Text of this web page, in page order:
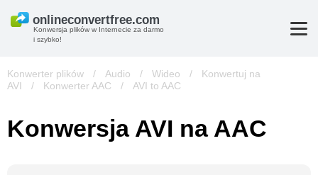
Konwersja plików w Internecie za darmo
i szybko!
Konwerter plików / Audio / Wideo /
Konwertuj na
AVI
/ Konwerter AAC / AVI to AAC
Konwersja AVI na AAC